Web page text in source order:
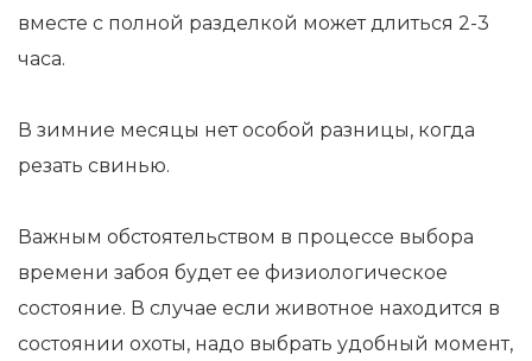
вместе с полной разделкой может длиться 2-3
часа.
В зимние месяцы нет особой разницы, когда
резать свинью.
Важным обстоятельством в процессе выбора
времени забоя будет ее физиологическое
состояние. В случае если животное находится в
состоянии охоты, надо выбрать удобный момент,